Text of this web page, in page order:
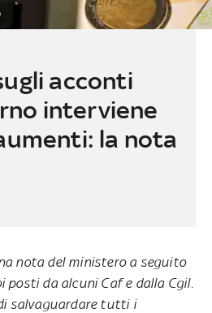
acconti
interviene
la nota
nota del ministero a seguito
posti da alcuni Caf e dalla Cgil.
salvaguardare tutti i